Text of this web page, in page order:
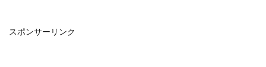
スポンサーリンク